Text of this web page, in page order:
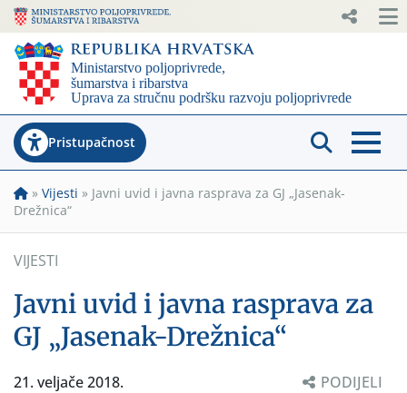
Pristupačnost
» Vijesti » Javni uvid i javna rasprava za GJ „Jasenak-
Drežnica“
VIJESTI
Javni uvid i javna rasprava za
GJ „Jasenak-Drežnica“
21. veljače 2018. PODIJELI